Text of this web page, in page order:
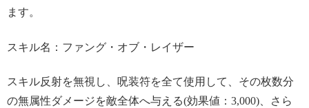
ます。
スキル名：ファング・オブ・レイザー
スキル反射を無視し、呪装符を全て使用して、その枚数分
の無属性ダメージを敵全体へ与える(効果値：3,000)、さら